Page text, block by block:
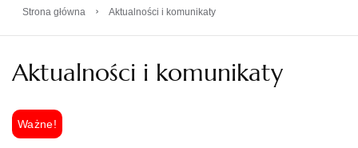
Strona główna › Aktualności i komunikaty
Aktualności i komunikaty
Ważne!